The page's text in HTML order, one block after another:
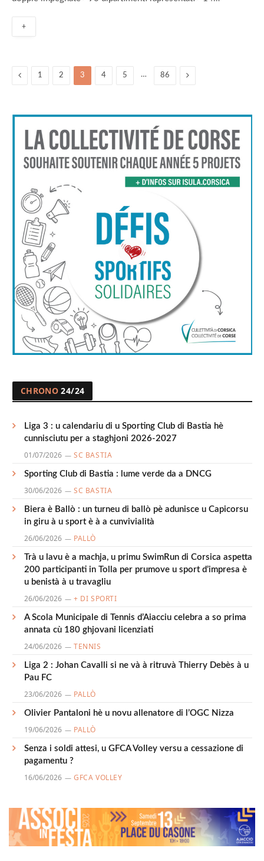
+
Previous
1 2 3 4 5 … 86 Suivant
CHRONO 24/24
Liga 3 : u calendariu di u Sporting Club di Bastia hè
cunnisciutu per a staghjoni 2026-2027
01/07/2026 SC BASTIA
Sporting Club di Bastia : lume verde da a DNCG
30/06/2026 SC BASTIA
Biera è Ballò : un turneu di ballò pè adunisce u Capicorsu
in giru à u sport è à a cunvivialità
26/06/2026 PALLÒ
Trà u lavu è a machja, u primu SwimRun di Corsica aspetta
200 participanti in Tolla per prumove u sport d’impresa è
u benistà à u travagliu
26/06/2026 + DI SPORTI
A Scola Municipale di Tennis d’Aiacciu celebra a so prima
annata cù 180 ghjovani licenziati
24/06/2026 TENNIS
Liga 2 : Johan Cavalli si ne và à ritruvà Thierry Debès à u
Pau FC
23/06/2026 PALLÒ
Olivier Pantaloni hè u novu allenatore di l’OGC Nizza
19/06/2026 PALLÒ
Senza i soldi attesi, u GFCA Volley versu a cessazione di
pagamentu ?
16/06/2026 GFCA VOLLEY